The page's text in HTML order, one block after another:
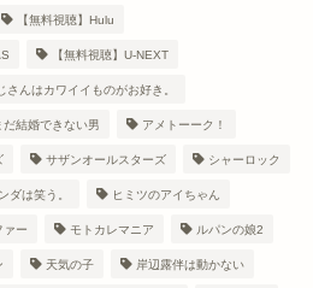
【無料視聴】Hulu
【無料視聴】U-NEXT
さんはカワイイものがお好き。
だ結婚できない男 アメトーーク！
サザンオールスターズ シャーロック
ダは笑う。 ヒミツのアイちゃん
ァー モトカレマニア ルパンの娘2
天気の子 岸辺露伴は動かない